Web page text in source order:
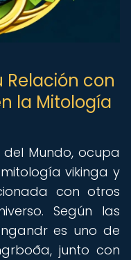
con
la Mitología
Mundo, ocupa
vikinga y
con otros
Según las
es uno de
junto con